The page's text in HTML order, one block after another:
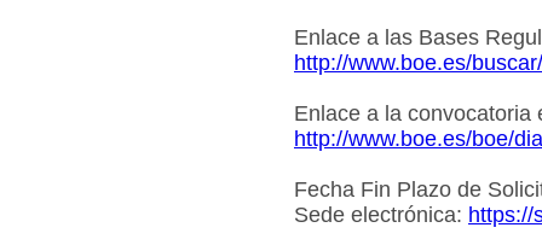
Enlace a las Bases
http://www.boe.es/
Enlace a la convocatoria
http://www.boe.es/boe/
Fecha Fin Plazo de
Sede electrónica: https://